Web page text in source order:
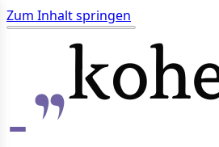
Zum Inhalt springen